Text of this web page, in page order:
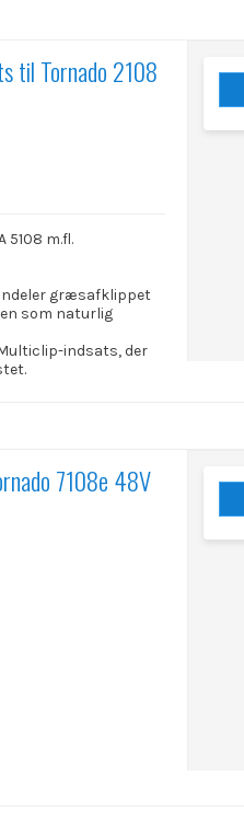
til Tornado 2108
5108 m.fl.
græsafklippet
som naturlig
indsats, der
7108e 48V